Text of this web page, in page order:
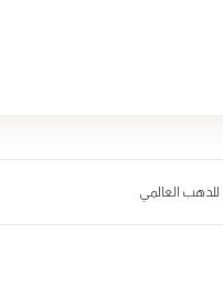
للذهب العالمي